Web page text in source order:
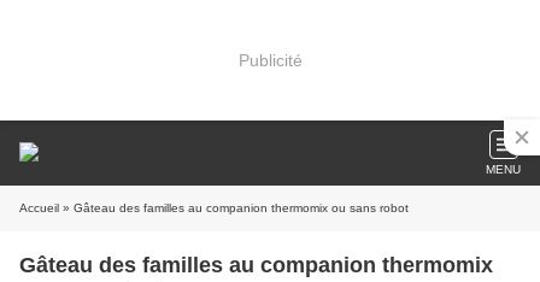
Publicité
MENU
Accueil » Gâteau des familles au companion thermomix ou sans robot
Gâteau des familles au companion thermomix